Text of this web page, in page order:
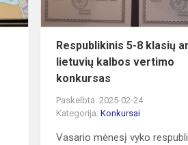
Respublikinis 5-8 klasių
lietuvių kalbos vertimo
konkursas
Paskelbta: 2025-02-24
Kategorija:Konkursai
Vasario mėnesį vyko